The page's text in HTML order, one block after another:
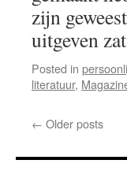
zijn
uitgeven
Posted in
literatuur,
← Older posts